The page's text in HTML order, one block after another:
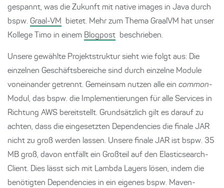
gespannt, was die Zukunft mit native images in Java durch
bspw. Graal-VM
bietet. Mehr zum Thema GraalVM hat unser
Kollege Timo in einem Blogpost beschrieben.
Unsere gewählte Projektstruktur sieht wie folgt aus: Die
einzelnen Geschäftsbereiche sind durch einzelne Module
voneinander getrennt. Gemeinsam nutzen alle ein common-
Modul, das bspw. die Implementierungen für alle Services in
Richtung AWS bereitstellt. Grundsätzlich gilt es darauf zu
achten, dass die eingesetzten Dependencies die finale JAR
nicht zu groß werden lassen. Unsere finale JAR ist bspw. 35
MB groß, davon entfällt ein Großteil auf den Elasticsearch-
Client. Dies lässt sich mit Lambda Layers lösen, indem die
benötigten Dependencies in ein eigenes bspw. Maven-